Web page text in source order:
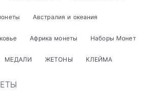
Австралия и океания
Африка монеты Наборы Монет
МЕДАЛИ ЖЕТОНЫ КЛЕЙМА